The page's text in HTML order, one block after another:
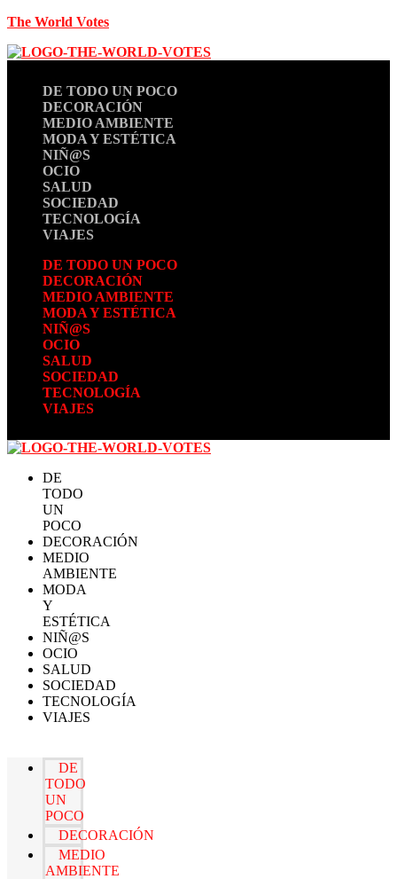
The World Votes
DE TODO UN POCO
DECORACIÓN
MEDIO AMBIENTE
MODA Y ESTÉTICA
NIÑ@S
OCIO
SALUD
SOCIEDAD
TECNOLOGÍA
VIAJES
DE TODO UN POCO
DECORACIÓN
MEDIO AMBIENTE
MODA Y ESTÉTICA
NIÑ@S
OCIO
SALUD
SOCIEDAD
TECNOLOGÍA
VIAJES
DE
TODO
UN
POCO
DECORACIÓN
MEDIO
AMBIENTE
MODA
Y
ESTÉTICA
NIÑ@S
OCIO
SALUD
SOCIEDAD
TECNOLOGÍA
VIAJES
DE
TODO
UN
POCO
DECORACIÓN
MEDIO
AMBIENTE